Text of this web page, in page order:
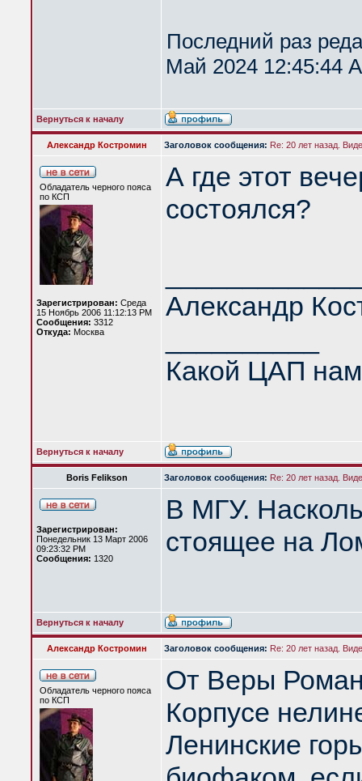
Последний раз
Май 2024 12:45:44
Вернуться к началу
Александр Костромин Заголовок сообщения: Re: 20 лет назад.
Обладатель черного пояса
по КСП
Зарегистрирован: Среда
15 Ноябрь 2006 11:12:13 PM
Сообщения: 3312
Откуда: Москва
А где этот
состоялся?
Александр
Какой ЦАП
Вернуться к началу
Boris Felikson Заголовок сообщения: Re: 20 лет назад.
Зарегистрирован:
Понедельник 13 Март 2006
09:23:32 PM
Сообщения: 1320
В МГУ.
стоящее на
Вернуться к началу
Александр Костромин Заголовок сообщения: Re: 20 лет назад.
Обладатель черного пояса
по КСП
От Веры
Корпусе
Ленинские